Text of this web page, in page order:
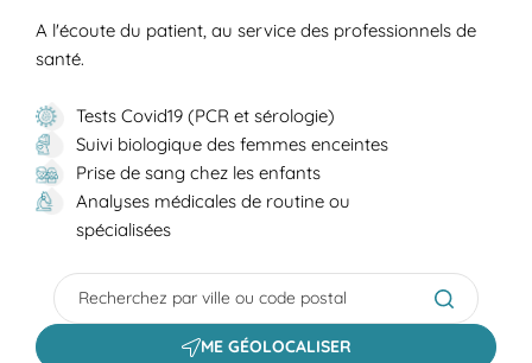
A l'écoute du patient, au service des professionnels de
santé.
Tests Covid19 (PCR et sérologie)
Suivi biologique des femmes enceintes
Prise de sang chez les enfants
Analyses médicales de routine ou
spécialisées
City, State/Province, Zip or City & Country
Submit a
ME GÉOLOCALISER